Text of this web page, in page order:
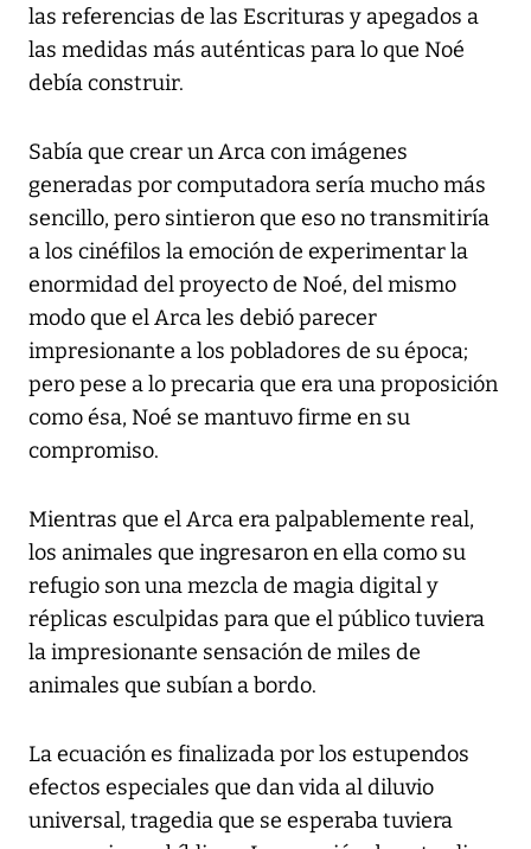
las referencias de las Escrituras y apegados a
las medidas más auténticas para lo que Noé
debía construir.
Sabía que crear un Arca con imágenes
generadas por computadora sería mucho más
sencillo, pero sintieron que eso no transmitiría
a los cinéfilos la emoción de experimentar la
enormidad del proyecto de Noé, del mismo
modo que el Arca les debió parecer
impresionante a los pobladores de su época;
pero pese a lo precaria que era una proposición
como ésa, Noé se mantuvo firme en su
compromiso.
Mientras que el Arca era palpablemente real,
los animales que ingresaron en ella como su
refugio son una mezcla de magia digital y
réplicas esculpidas para que el público tuviera
la impresionante sensación de miles de
animales que subían a bordo.
La ecuación es finalizada por los estupendos
efectos especiales que dan vida al diluvio
universal, tragedia que se esperaba tuviera